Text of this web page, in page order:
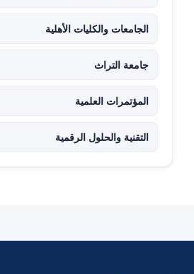
الجامعات والكليات الأهلية
جامعة التراث
المؤتمرات العلمية
التقنية والحلول الرقمية